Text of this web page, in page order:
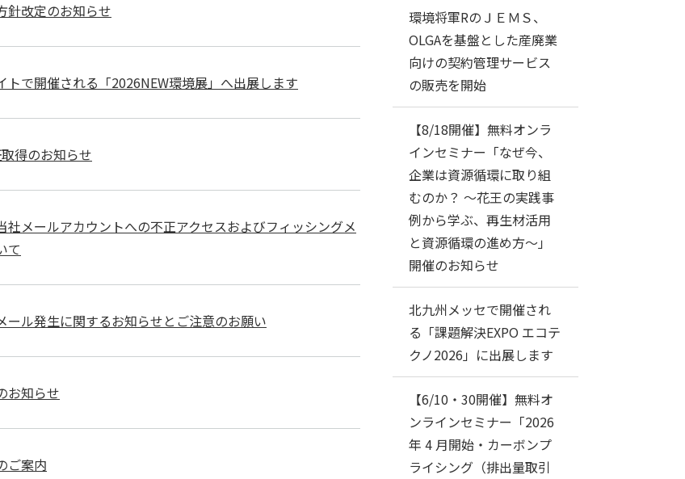
針改定のお知らせ
トで開催される「2026NEW環境展」へ出展します
得のお知らせ
社メールアカウントへの不正アクセスおよびフィッシングメ
て
ール発生に関するお知らせとご注意のお願い
お知らせ
ご案内
環境将軍RのＪＥＭＳ、
OLGAを基盤とした産廃業
向けの契約管理サービス
の販売を開始
【8/18開催】無料オンラ
インセミナー「なぜ今、
企業は資源循環に取り組
むのか？ ～花王の実践事
例から学ぶ、再生材活用
と資源循環の進め方～」
開催のお知らせ
北九州メッセで開催され
る「課題解決EXPO エコテ
クノ2026」に出展します
【6/10・30開催】無料オ
ンラインセミナー「2026
年 4 月開始・カーボンプ
ライシング（排出量取引